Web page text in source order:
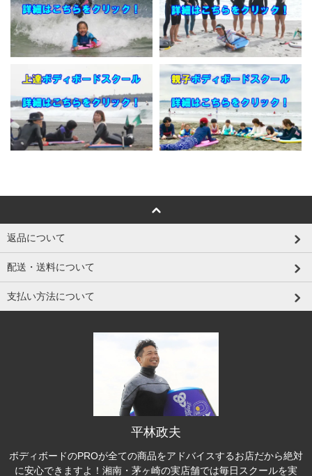
返品について
配送・送料について
支払い方法について
平林政夫
ボディボードのPROが全ての商品をアドバイスするお店だから絶対
に安心できますよ！湘南・茅ヶ崎の実店舗では毎日スクールを実